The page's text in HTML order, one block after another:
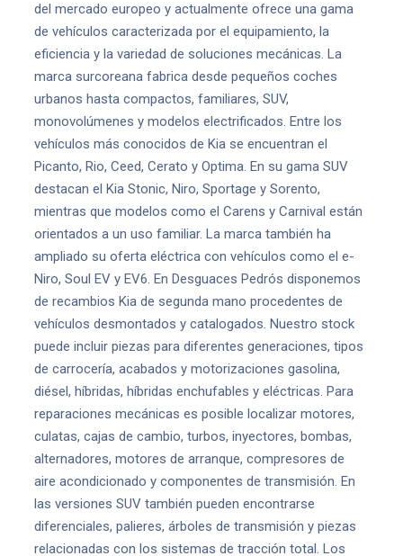
del mercado europeo y actualmente ofrece una gama
de vehículos caracterizada por el equipamiento, la
eficiencia y la variedad de soluciones mecánicas. La
marca surcoreana fabrica desde pequeños coches
urbanos hasta compactos, familiares, SUV,
monovolúmenes y modelos electrificados. Entre los
vehículos más conocidos de Kia se encuentran el
Picanto, Rio, Ceed, Cerato y Optima. En su gama SUV
destacan el Kia Stonic, Niro, Sportage y Sorento,
mientras que modelos como el Carens y Carnival están
orientados a un uso familiar. La marca también ha
ampliado su oferta eléctrica con vehículos como el e-
Niro, Soul EV y EV6. En Desguaces Pedrós disponemos
de recambios Kia de segunda mano procedentes de
vehículos desmontados y catalogados. Nuestro stock
puede incluir piezas para diferentes generaciones, tipos
de carrocería, acabados y motorizaciones gasolina,
diésel, híbridas, híbridas enchufables y eléctricas. Para
reparaciones mecánicas es posible localizar motores,
culatas, cajas de cambio, turbos, inyectores, bombas,
alternadores, motores de arranque, compresores de
aire acondicionado y componentes de transmisión. En
las versiones SUV también pueden encontrarse
diferenciales, palieres, árboles de transmisión y piezas
relacionadas con los sistemas de tracción total. Los